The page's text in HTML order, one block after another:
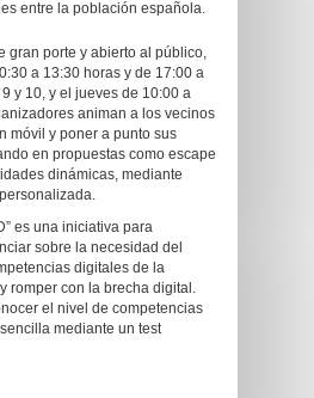
entre la población española.
porte y abierto al público,
a 13:30 horas y de 17:00 a
y 10, y el jueves de 10:00 a
animan a los vecinos
móvil y poner a punto sus
en propuestas como escape
dinámicas, mediante
una iniciativa para
sobre la necesidad del
digitales de la
romper con la brecha digital.
el nivel de competencias
mediante un test